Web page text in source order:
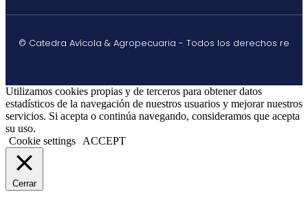
© Catedra Avícola & Agropecuaria - Todos los derechos re
Utilizamos cookies propias y de terceros para obtener datos
estadísticos de la navegación de nuestros usuarios y mejorar nuestros
servicios. Si acepta o continúa navegando, consideramos que acepta
su uso.
Cookie settings
ACCEPT
Cerrar